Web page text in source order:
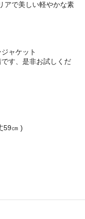
アで美しい軽やかな素
ャケット
す、是非お試しくだ
㎝ )